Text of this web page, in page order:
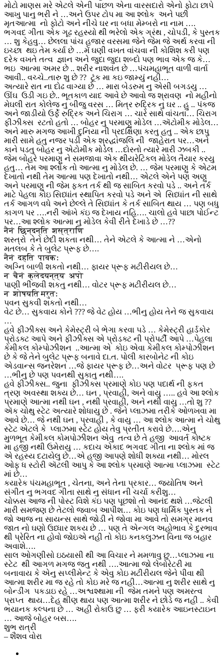
મોટો માણસ મરે એટલે એની પાછળ એના વારસદારો એનો ફોટા છાપે
આખુ પાનુ ભરી ને …અને ઉપર ટોપ મા આ શ્લોક અને પછી
મૃતઆત્મા નો ફોટો અને નીચે ઘર ના બધા મેમ્બરો ના નામ ….
ભગવદ ગીતા એક ગૂઢ રહસ્યો થી ભરેલો એક ગ્રંથ , ચોપડી, કે પુસ્તક
… શુ કેહવુ… છેલલા પાંચ હજાર વરસમા જેને જેમ જે અર્થ કરવા ની
ઇચ્છા થઇ તેમ કર્યા છે …મેં ઘણી વખત વાંચવા ની કોશિશ કરી પણ
દરેક વખતે તત્વ જ્ઞાન અને જુદા જુદા શબ્દો પણ ભાવ એક જ કે…
ભઇ આત્મા અમર છે .. શરીર નાશવંત છે …પંચમહાભૂત વાળી વાર્તા
આવી.. વચ્ચે..તારુ શુ છે ?? ટૂંક મા કઇ જામ્યું નહી…
અત્યારે રાત ના દોઢ વાગ્યા છે … મારા બેડરુમ નુ એસી બગડયુ …
ઊંઘ ઉડી ગઇ છે.. ભૂતકાળ યાદ આવે છે આવો જ શ્રાવણ નો મહીનો
મેઘલી રાત કોલેજ નુ બીજુ વરસ … મિત્ર રુદ્રિક નુ ઘર .. હુ .. પંકજ
અને જાડીયો ઉર્ફે રુદ્રિક અને ચિરાગ … ચારે સાથે વાંચતા… ચિરાગ
ફીઝીક્સ રટતો હતો … બોહર નુ પરમાણુ મોડેલ …ઍટોમીક મોડેલ…
અને મારુ મગજ આખી દુનિયા ની પ્રદક્ષિણા કરતુ હતુ .. એક છાપુ
મારી સામે હતુ નજર પડી એક શ્રદ્ધાંજલિ ની જાહેરાત પર…અને
કાને પડતુ બોહર નુ એટોમીક મોડેલ …દોસ્તો ત્યારે મારી ઝબકી ..
જેમ બોહરે પરમાણુ ને સમજાવા એક થીયરેટિકલ મોડેલ તૈયાર કરયુ
હતુ… તેમ આ શ્લોક તો આત્મા નુ મોડેલ છે. … જેમ પરમાણુ કે એટમ
દેખાતો નથી તેમ આત્મા પણ દેખાતો નથી… એટલે એને પણ અણુ
અને પરમાણુ ની જેમ ફકત તર્ક થી જ સાબિત કરવો પડે .. અને તર્ક
માટે પેહલા કોઇ સિધ્ધાંત સ્થાપિત કરવો પડે અને એ સિધ્ધાંત ની સાથે
તર્ક આગળ વધે અને છેલ્લે તે સિધ્ધાંત કે તર્ક સાબિત થાય … પણ બધુ
કાગળ પર ….નરી આંખે કંઇ જ દેખાય નહિ…. ચાલો હવે પાછા પોઈન્ટ
પર…આ શ્લોક આત્મા નુ મોડેલ કેવી રીતે દેખાડે છે …??
नैनं छिन्दन्ति शस्त्राणि
શસ્ત્રો તેને છેદી શકતા નથી… તેને એટલે કે આત્મા ને …એનો
મતલબ કે તે બુલેટ પ્રૂફ છે….
नैनं दहति पावकः
અગ્નિ બાળી શકતો નથી… ફાયર પ્રૂફ મટીરીયલ છે…
न चैनं क्लेदयन्त्य अपो
પાણી ભીંજવી શકતુ નથી… વોટર પ્રૂફ મટીરીયલ છે…
न शोषयति मरुतः
પવન સુકવી શકતો નથી…
વેટ છે… સુકવાય કોને ??? જે વેટ હોય …ભીનુ હોય તેને જ સુકવાય
…
હવે ફીઝીક્સ અને કેમેસ્ટ્રી બે ભેગા કરવા પડે … કેમેસ્ટ્રી હાર્ડકોર
પ્રોડક્ટ આપે અને ફીઝીક્સ એ પ્રોડક્ટ ની પ્રોપર્ટી આપે …પેહલા
કેમીકલ કોમ્પોઝીશન ..આત્મા એ કોઇ એવા કેમીકલ કોમ્પોઝીશન
છે કે જે તેને બુલેટ પ્રૂફ બનાવે દા.ત. પોલી કારબોનેટ ની કોઇ
એડવાન્સ જનરેશન …જે ફાયર પ્રૂફ છે…અને વોટર પ્રૂફ પણ છે
…ભીનુ છે પણ પવનથી સુકાતુ નથી….
હવે ફીઝીક્સ.. જુના ફીઝીક્સ પ્રમાણે કોઇ પણ પદાર્થ ની ફકત
ત્રણ અવસ્થા શક્ય છે… ઘન , પ્રવાહી, અને વાયુ ….. હવે આ શ્લોક
પ્રમાણે આત્મા નથી ઘન , નથી પ્રવાહી, અને નથી વાયુ …તો શુ ??
ઍક ચોથુ સ્ટેટ અત્યારે શોધાયુ છે . જેને પ્લાઝમા તરીકે ઓળખવા મા
આવે છે… જે નથી ઘન , પ્રવાહી , કે વાયુ … આ શ્લોક આત્મા ને ચોથુ
સ્ટેટ એટલે કે પ્લાઝમા સ્ટેટ હોય તેવુ પ્રતીત કરાવે છે….એનુ
મુળભૂત કેમીકલ કોમપોઝીશન એવુ તત્વ છે તે હજી આવર્ત કોષ્ટક
મા હજી નથી ઉમેરાયુ … કદાચ એકાદ ભગવદ ગીતા ના શ્લોક માં જ
એ રહસ્ય દટાયેલુ છે…એ હજી આપણે શોધી શક્યા નથી… મોરલ
ઓફ ધ સ્ટોરી ઍટલી આપુ કે આ શ્લોક પ્રમાણે આત્મા પ્લાઝમા સ્ટેટ
માં છે…
કયારેક પંચમહાભૂત , ચેતના, અને તેના પ્રકાર… જયોતિષ અને
સંગીત નુ ભગવદ ગીતા સાથે નુ સંધાન ની ચર્ચા કરીશુ…
ચોક્કસ આજ ની પોસ્ટ વિશે કંઇ પણ પૂછશો તો આનંદ થશે …જેટલી
મારી સમજણ છે તેટલો જવાબ આપીશ… કોઇ પણ ધાર્મિક પુસ્તક ને
જો આજ ના સાયન્સ સાથે જોડી ને જોવા મા આવે તો સમગ્ર માનવ
જાત નો ઘણો ઉધ્ધાર શકય છે … પણ તે એન્ગલ અહોભાવ કે દુરભાવ
થી પ્રેરિત ના હોવો જોઇએ નહી તો કોઇ કનકલુઝન વિના જ બહાર
અવાશે….
સાલ ઓગણીસો ઇઠયાસી થી આ વિચાર ને મમળાવુ છુ…પ્લાઝમા ના
સ્ટેટ થી આગળ મગજ જતુ નથી ….આત્મા જો લેબોરેટરી મા
બનાવાય કે એનુ સપ્લીમેન્ટ કે એવુ કોઇ મટીરીયલ જેને પીવા થી
આત્મા શરીર મા જ રહે તો કોઇ મરે જ નહી…આત્મા નુ શરીર સાથે નુ
બોન્ડીંગ પકડાઇ રહે …અશ્વશ્થામા ની જેમ તમને પણ અમરત્વ
પ્રાપ્ત થાય…દેહ ક્ષીણ થાય પણ આત્મા શરીર ને છોડે જ નહી .. કેવી
ભયાનક કલ્પના છે … અહી રોકાઉ છુ … ફરી કયારેક આઇનસ્ટાઇન
… આજે બોહર બસ….
શુભ રાત્રી
– શૈશવ વોરા